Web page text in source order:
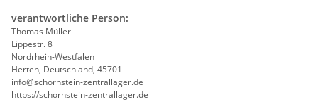
verantwortliche Person:
Thomas Müller
Lippestr. 8
Nordrhein-Westfalen
Herten, Deutschland, 45701
info@schornstein-zentrallager.de
https://schornstein-zentrallager.de